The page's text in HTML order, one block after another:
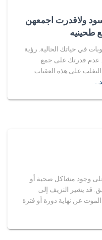
ولاقدرت اجمعهن
طحينيه
في حياتك الحالية. رؤية
عدم قدرتك على جمع
على هذه العقبات.
على وجود مشاكل صحية أو
قد يشير النزيف إلى
عن نهاية دورة أو فترة